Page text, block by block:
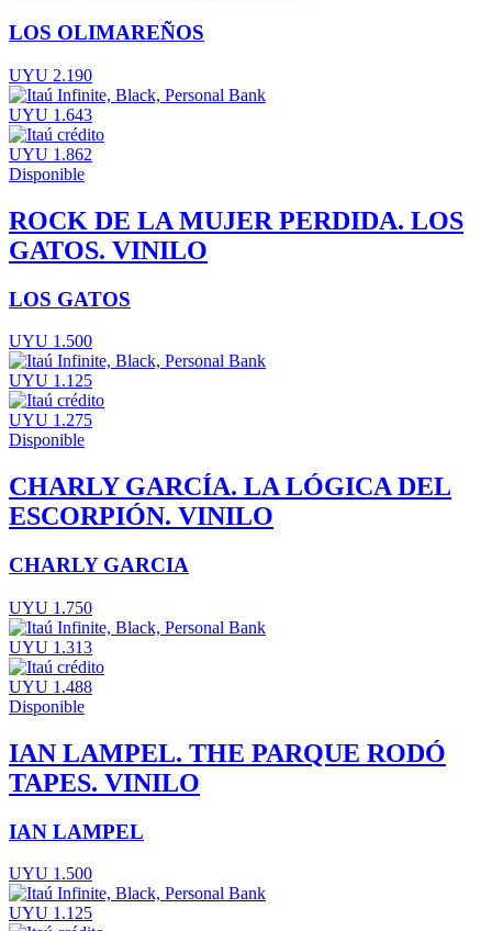
LOS OLIMAREÑOS
UYU 2.190
UYU 1.643
UYU 1.862
Disponible
ROCK DE LA MUJER PERDIDA. LOS
GATOS. VINILO
LOS GATOS
UYU 1.500
UYU 1.125
UYU 1.275
Disponible
CHARLY GARCÍA. LA LÓGICA DEL
ESCORPIÓN. VINILO
CHARLY GARCIA
UYU 1.750
UYU 1.313
UYU 1.488
Disponible
IAN LAMPEL. THE PARQUE RODÓ
TAPES. VINILO
IAN LAMPEL
UYU 1.500
UYU 1.125